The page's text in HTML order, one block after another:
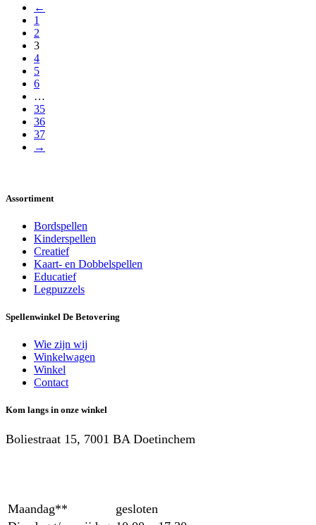
←
1
2
3
4
5
6
…
35
36
37
→
Assortiment
Bordspellen
Kinderspellen
Creatief
Kaart- en Dobbelspellen
Educatief
Legpuzzels
Spellenwinkel De Betover​ing
Wie zijn wij
Winkelwagen
Winkel
Contact
Kom langs in onze winkel
Boliestraat 15, 7001 BA Doetinchem
Maandag**
gesloten